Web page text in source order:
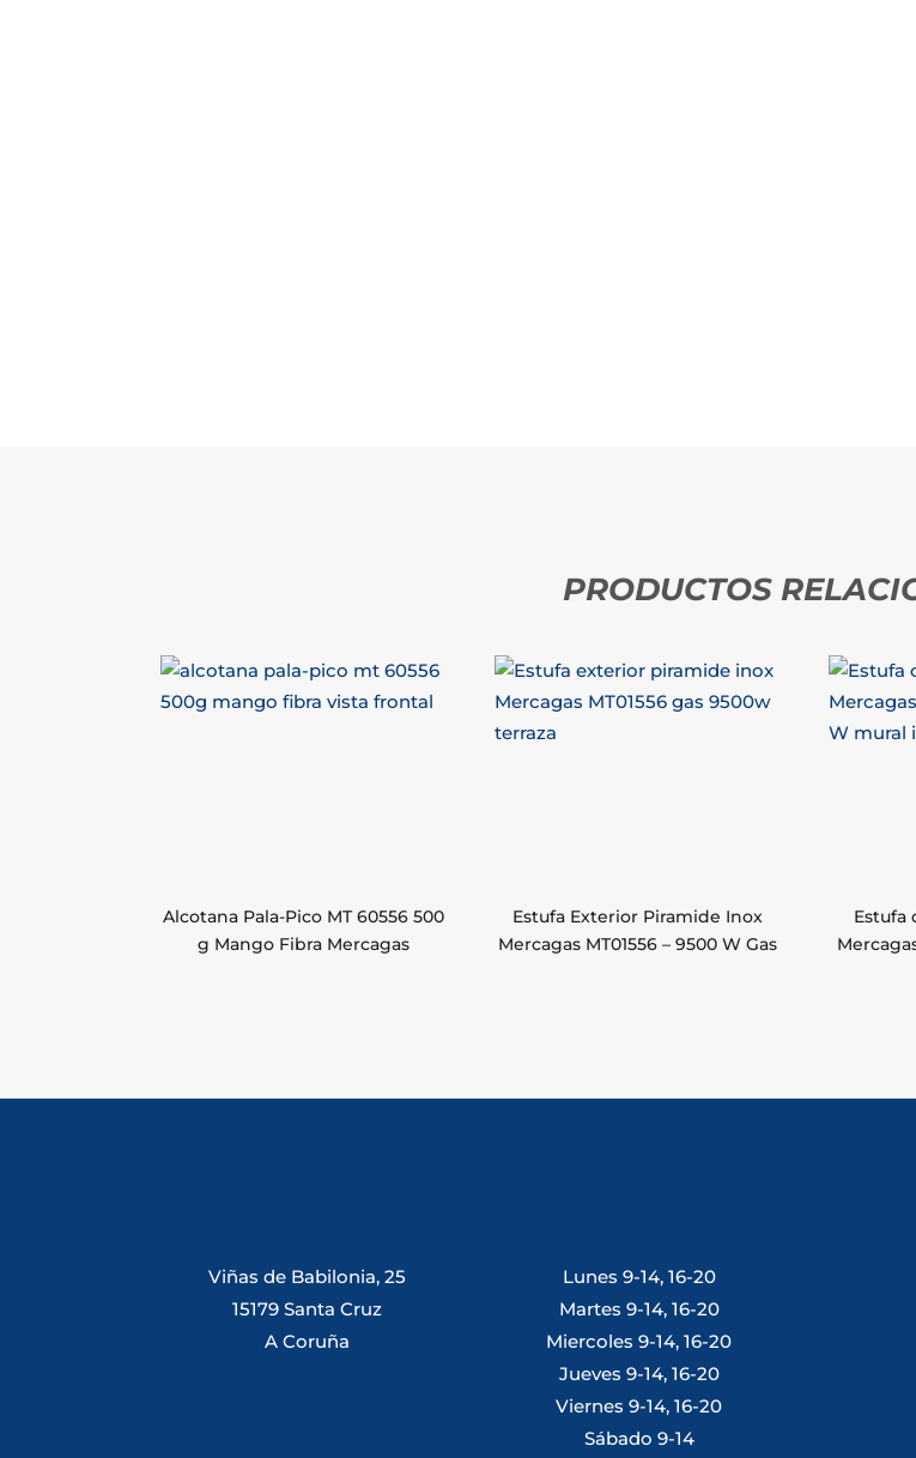
PRODUCTOS
Alcotana Pala-Pico MT 60556 500
g Mango Fibra Mercagas
Estufa Exterior Piramide Inox
Mercagas MT01556 – 9500 W Gas
Estufa
Viñas de Babilonia, 25
15179 Santa Cruz
A Coruña
Lunes 9-14, 16-20
Martes 9-14, 16-20
Miercoles 9-14, 16-20
Jueves 9-14, 16-20
Viernes 9-14, 16-20
Sábado 9-14